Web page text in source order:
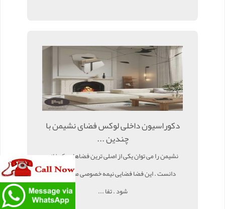
دکوراسیون داخلی لوکس فضای نشیمن با
چندین ...
نشیمن را می توان یکی از اصلی ترین فضاهای یک خانه
دانست . این فضا فضایی نیمه خصوصی محسوب می
شود . تفا ...